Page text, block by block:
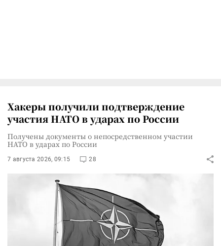
Хакеры получили подтверждение
участия НАТО в ударах по России
Получены документы о непосредственном участии
НАТО в ударах по России
7 августа 2026, 09:15 28